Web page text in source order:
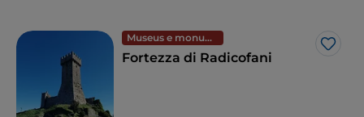
visita aPienza, a aldeia que o Papa Pio II transformou
numa cidade com uma aparência maravilhosa do
Finalmente, também vale a pena visitar a
Museus e monumentos
Fortezza di Radicofani